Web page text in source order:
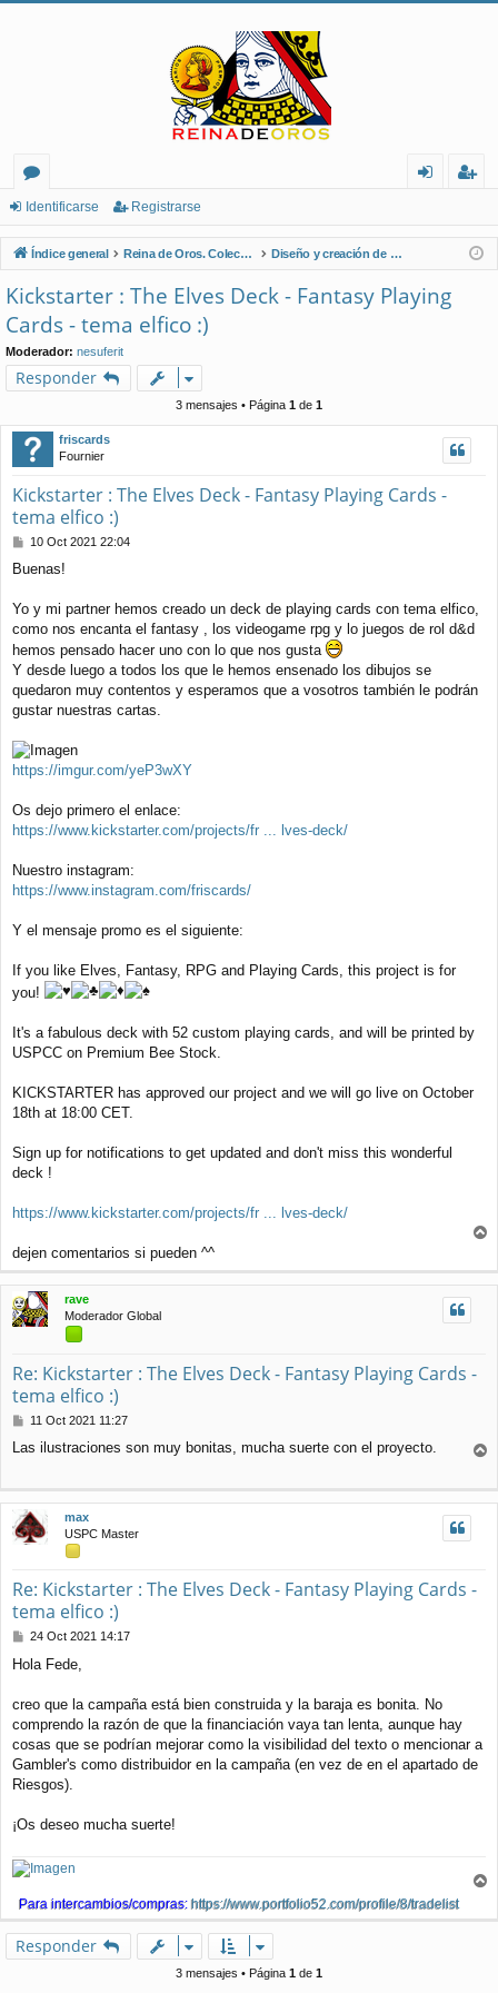
or
os
nt
ifi
ca
ist
ra
Identificarse Registrarse
Índice general Reina de Oros. Coleccionistas de Naipes. Diseño y creación de naipes
Kickstarter : The Elves Deck - Fantasy Playing
Cards - tema elfico :)
Moderador: nesuferit
Responder
3 mensajes • Página 1 de 1
friscards
Fournier
Kickstarter : The Elves Deck - Fantasy Playing Cards -
tema elfico :)
M
n
a
j
10 Oct 2021 22:04
Buenas!
Yo y mi partner hemos creado un deck de playing cards con tema elfico,
como nos encanta el fantasy , los videogame rpg y lo juegos de rol d&d
hemos pensado hacer uno con lo que nos gusta
Y desde luego a todos los que le hemos ensenado los dibujos se
quedaron muy contentos y esperamos que a vosotros también le podrán
gustar nuestras cartas.
https://imgur.com/yeP3wXY
Os dejo primero el enlace:
https://www.kickstarter.com/projects/fr ... lves-deck/
Nuestro instagram:
https://www.instagram.com/friscards/
Y el mensaje promo es el siguiente:
If you like Elves, Fantasy, RPG and Playing Cards, this project is for
you!
It's a fabulous deck with 52 custom playing cards, and will be printed by
USPCC on Premium Bee Stock.
KICKSTARTER has approved our project and we will go live on October
18th at 18:00 CET.
Sign up for notifications to get updated and don't miss this wonderful
deck !
https://www.kickstarter.com/projects/fr ... lves-deck/
dejen comentarios si pueden ^^
r
i
rave
Moderador Global
Re: Kickstarter : The Elves Deck - Fantasy Playing Cards -
tema elfico :)
M
n
j
e
11 Oct 2021 11:27
Las ilustraciones son muy bonitas, mucha suerte con el proyecto.
i
max
USPC Master
Re: Kickstarter : The Elves Deck - Fantasy Playing Cards -
tema elfico :)
M
n
a
24 Oct 2021 14:17
Hola Fede,
creo que la campaña está bien construida y la baraja es bonita. No
comprendo la razón de que la financiación vaya tan lenta, aunque hay
cosas que se podrían mejorar como la visibilidad del texto o mencionar a
Gambler's como distribuidor en la campaña (en vez de en el apartado de
Riesgos).
¡Os deseo mucha suerte!
Para intercambios/compras: https://www.portfolio52.com/profile/8/tradelist
r
Responder
3 mensajes • Página 1 de 1